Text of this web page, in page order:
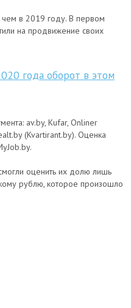
в 2019 году. В первом
на продвижение своих
года оборот в этом
av.by, Kufar, Onliner
(Kvartirant.by). Оценка
оценить их долю лишь
рублю, которое произошло